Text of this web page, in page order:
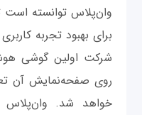
وان‌پلاس توانسته است
برای بهبود تجربه
شرکت اولین گوشی
روی صفحه‌نمایش آن
خواهد شد.